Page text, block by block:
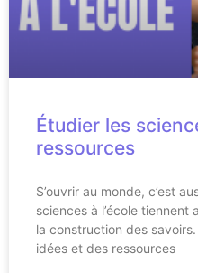
Étudier les
ressources
S’ouvrir au monde, c’est
sciences à l’école
la construction des
idées et des ressources